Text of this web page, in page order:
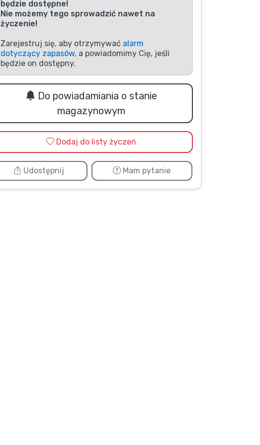
będzie dostępne!
Nie możemy tego sprowadzić nawet na
życzenie!
Zarejestruj się, aby otrzymywać alarm
dotyczący zapasów, a powiadomimy Cię, jeśli
będzie on dostępny.
Do powiadamiania o stanie
magazynowym
Dodaj do listy życzeń
Udostępnij Mam pytanie